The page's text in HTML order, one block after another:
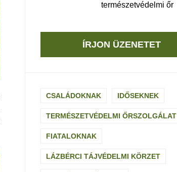
természetvédelmi őr
ÍRJON ÜZENETET
CSALÁDOKNAK IDŐSEKNEK
TERMÉSZETVÉDELMI ŐRSZOLGÁLAT
FIATALOKNAK
LÁZBÉRCI TÁJVÉDELMI KÖRZET